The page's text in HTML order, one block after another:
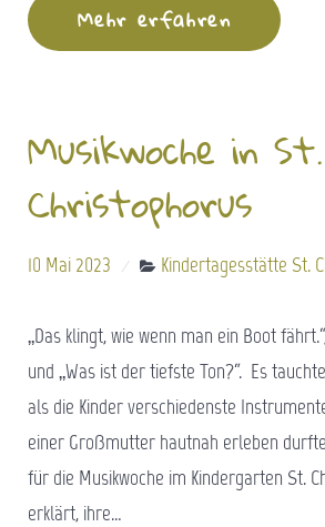
Mehr erfahren
Musikwoche in St.
Christophorus
10 Mai 2023 Kindertagesstätte St.
„Das klingt, wie wenn man ein Boot
und „Was ist der tiefste Ton?“. Es
als die Kinder verschiedenste
einer Großmutter hautnah erleben
für die Musikwoche im Kindergarten St.
erklärt, ihre…